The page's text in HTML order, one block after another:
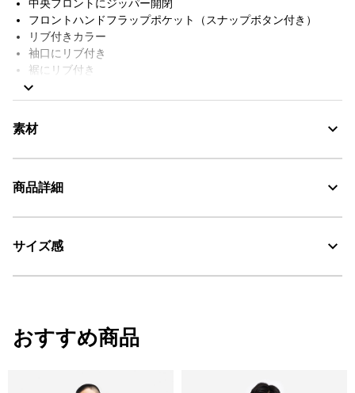
中央フロントにジッパー開閉
フロントハンドフラップポケット（スナップボタン付き）
リブ付きカラー
袖口にリブ付き
裾にリブ付き
左袖前部分にAIGLEの刺繍
【キルティングサイド】
リブ付きカラー
袖口と裾にリブ付き
左袖前部分にAIGLEの刺繍
REPREVE
素材
AIGLE for tomorrow
30℃を限度とし、通常の洗濯処理。
タンブル乾燥が可能、低温乾燥：排気温度の上限は最高
商品詳細
・色：エスプレッソ (002)
ポリエステル / リブ: 97% ポリエステル 3% ポリウレタン
サイズ感
サイズ
おすすめ商品